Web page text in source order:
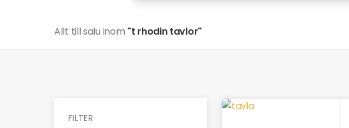
Allt till salu inom "t rhodin tavlor"
FILTER